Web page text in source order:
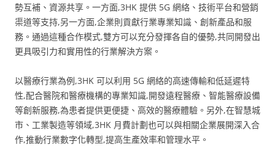
勢互補、資源共享。一方面,3HK 提供 5G 網絡、技術平台和營銷
渠道等支持,另一方面,企業則貢獻行業專業知識、創新產品和服
務。通過這種合作模式,雙方可以充分發揮各自的優勢,共同開發出
更具吸引力和實用性的行業解決方案。
以醫療行業為例,3HK 可以利用 5G 網絡的高速傳輸和低延遲特
性,配合醫院和醫療機構的專業知識,開發遠程醫療、智能醫療設備
等創新服務,為患者提供更便捷、高效的醫療體驗。另外,在智慧城
市、工業製造等領域,3HK 月費計劃也可以與相關企業展開深入合
作,推動行業數字化轉型,提高生產效率和管理水平。